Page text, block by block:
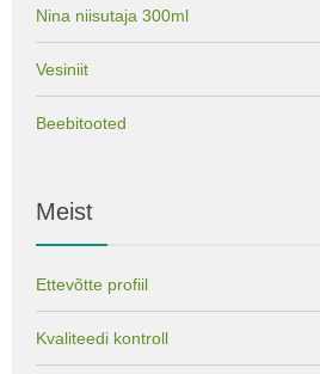
Nina niisutaja 300ml
Vesiniit
Beebitooted
Meist
Ettevõtte profiil
Kvaliteedi kontroll